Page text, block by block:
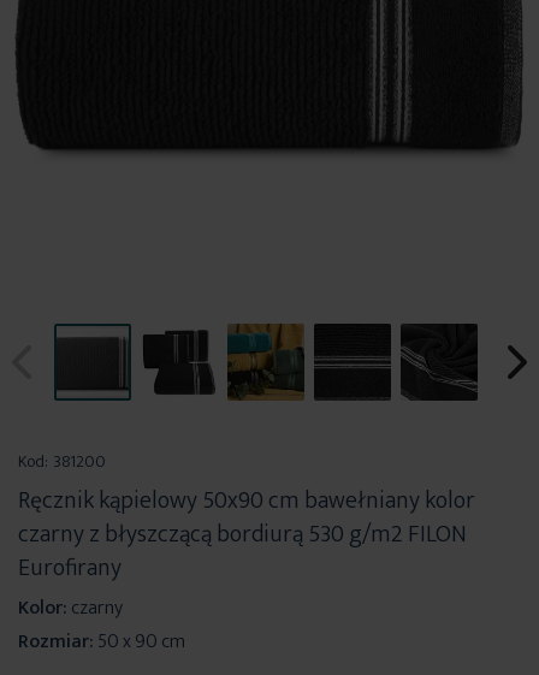
początek
galerii
Kod: 381200
Ręcznik kąpielowy 50x90 cm bawełniany kolor
czarny z błyszczącą bordiurą 530 g/m2 FILON
Eurofirany
Kolor:czarny
Rozmiar:50 x 90 cm